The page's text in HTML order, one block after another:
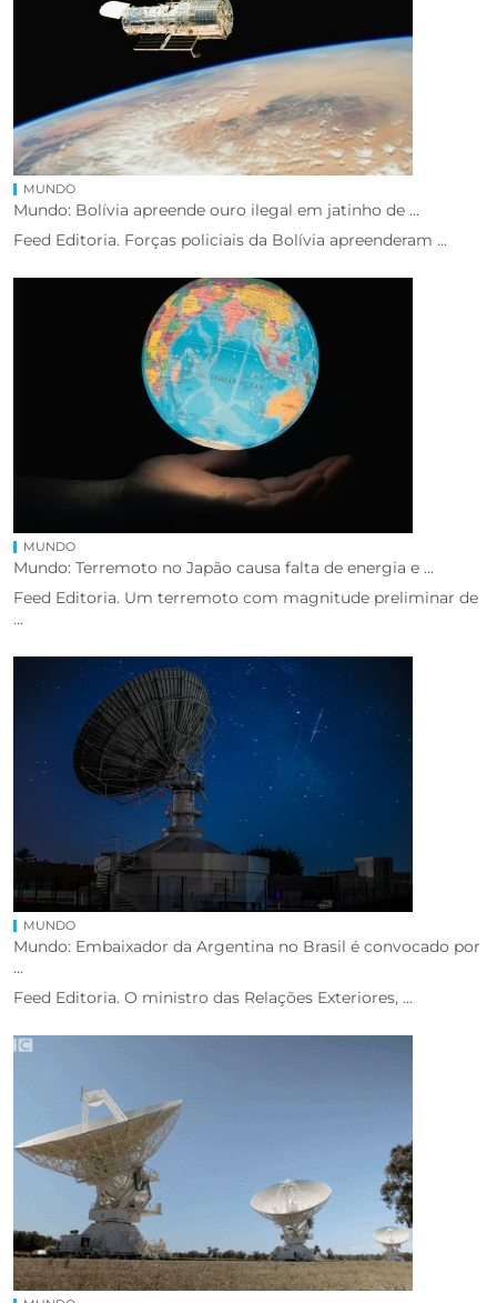
MUNDO
Mundo: Bolívia apreende ouro ilegal em jatinho de ...
Feed Editoria. Forças policiais da Bolívia apreenderam ...
MUNDO
Mundo: Terremoto no Japão causa falta de energia e ...
Feed Editoria. Um terremoto com magnitude preliminar de
...
MUNDO
Mundo: Embaixador da Argentina no Brasil é convocado por
...
Feed Editoria. O ministro das Relações Exteriores, ...